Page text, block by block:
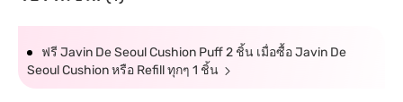
ฟรี Javin De Seoul Cushion Puff 2 ชิ้น เมื่อซื้อ Javin De
Seoul Cushion หรือ Refill ทุกๆ 1 ชิ้น